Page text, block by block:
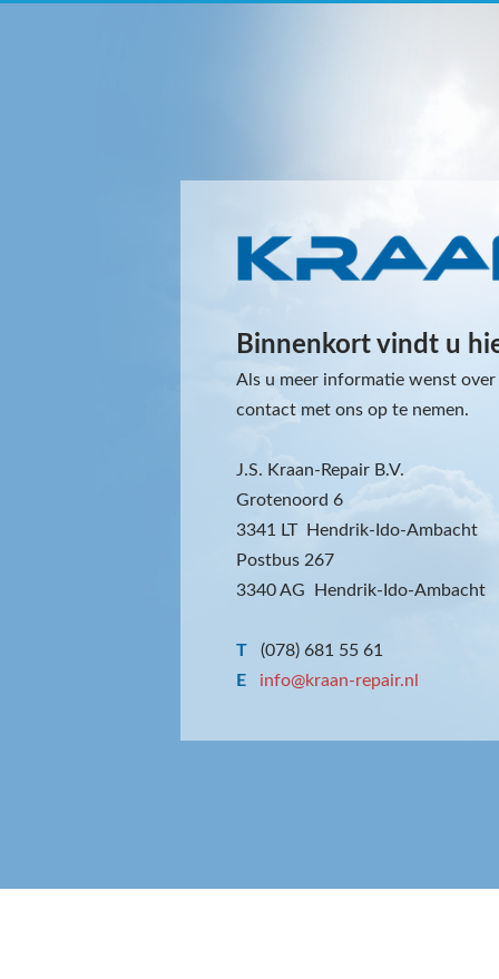
Binnenkort vindt u
Als u meer informatie wenst
contact met ons op te nemen.
J.S. Kraan-Repair B.V.
Grotenoord 6
3341 LT Hendrik-Ido-Ambacht
Postbus 267
3340 AG Hendrik-Ido-Ambacht
T
(078) 681 55 61
E
info@kraan-repair.nl